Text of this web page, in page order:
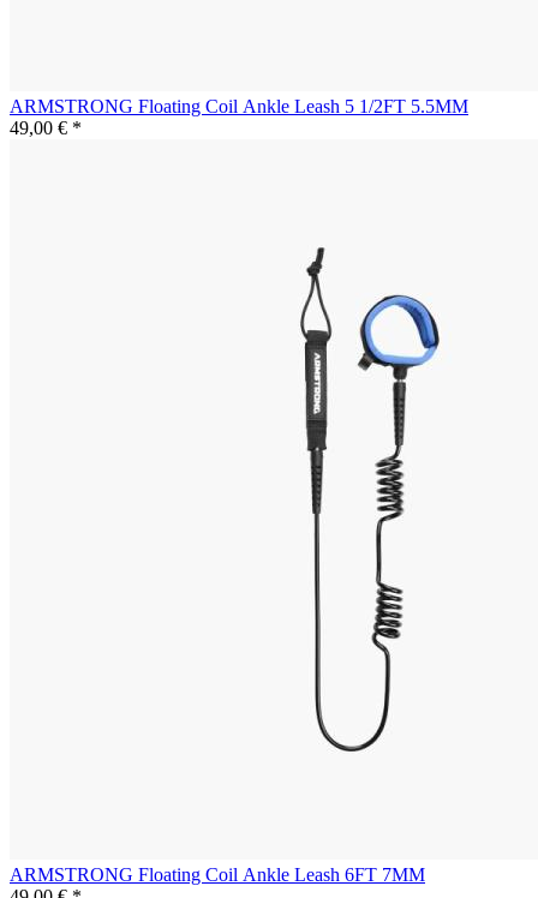
ARMSTRONG Floating Coil Ankle Leash 5 1/2FT 5.5MM
49,00 € *
ARMSTRONG Floating Coil Ankle Leash 6FT 7MM